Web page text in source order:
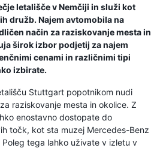
letališče v Nemčiji in služi kot
družb. Najem avtomobila na
način za raziskovanje mesta in
širok izbor podjetij za najem
cenami in različnimi tipi
izbirate.
Stuttgart popotnikom nudi
raziskovanje mesta in okolice. Z
enostavno dostopate do
točk, kot sta muzej Mercedes-Benz
Poleg tega lahko uživate v izletu v